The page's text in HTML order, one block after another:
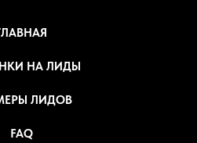
НА ЛИДЫ
ЛИДОВ
FAQ